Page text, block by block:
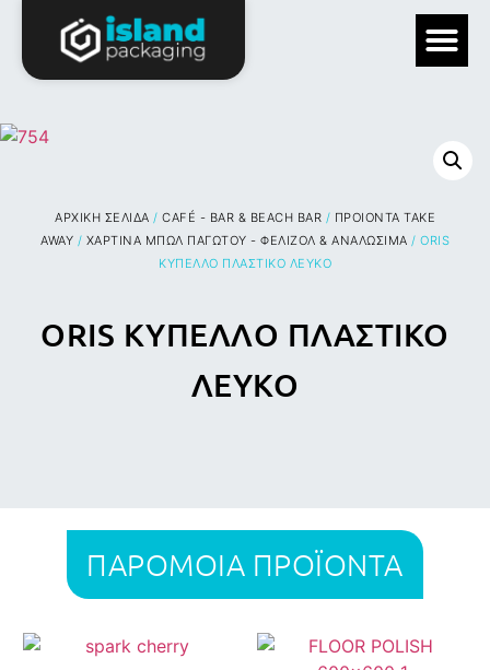
ΑΡΧΙΚΉ ΣΕΛΊΔΑ / CAFÉ - BAR & BEACH BAR / ΠΡΟΙΟΝΤΑ TAKE
AWAY / ΧΑΡΤΙΝΑ ΜΠΩΛ ΠΑΓΩΤΟΥ - ΦΕΛΙΖΟΛ & ΑΝΑΛΩΣΙΜΑ / ORIS
ΚΥΠΕΛΛΟ ΠΛΑΣΤΙΚΟ ΛΕΥΚΟ
ORIS ΚΥΠΕΛΛΟ ΠΛΑΣΤΙΚΟ
ΛΕΥΚΟ
ΠΑΡΟΜΟΙΑ ΠΡΟΪΟΝΤΑ